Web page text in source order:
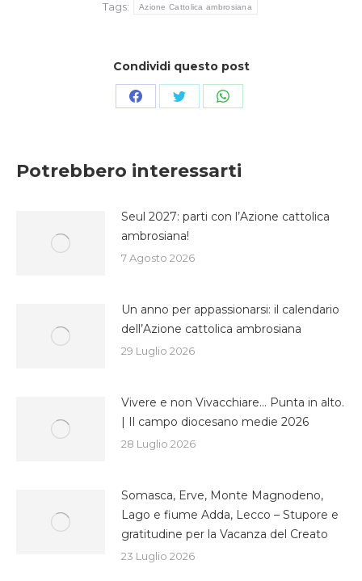
Tags: Azione Cattolica ambrosiana
Condividi questo post
CondividiCondividiCondividi
Potrebbero interessarti
Seul 2027: parti con l’Azione cattolica
ambrosiana!
7 Agosto 2026
Un anno per appassionarsi: il calendario
dell’Azione cattolica ambrosiana
29 Luglio 2026
Vivere e non Vivacchiare… Punta in alto.
| Il campo diocesano medie 2026
28 Luglio 2026
Somasca, Erve, Monte Magnodeno,
Lago e fiume Adda, Lecco – Stupore e
gratitudine per la Vacanza del Creato
23 Luglio 2026